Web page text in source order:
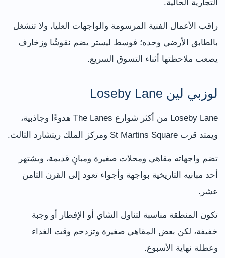
التجارية الحالية.
راقب الأعمال الفنية المرسومة والواجهات العليا، ولا تنشغل
بالطابق الأرضي وحده؛ فوسط ليستر يضم نقوشًا وزخارف
يصعب ملاحظتها أثناء التسوق السريع.
لوزبي لين Loseby Lane
Loseby Lane من أكثر شوارع The Lanes هدوءًا وجاذبية،
ويمتد قرب St Martins Square ومركز الملك ريتشارد الثالث.
تضم واجهاته مقاهي ومحلات صغيرة ومبانٍ قديمة، ويشتهر
أحد مبانيه التاريخية بواجهة وأجواء تعود إلى القرن الثامن
عشر.
تكون المنطقة مناسبة لتناول الشاي أو الإفطار أو وجبة
خفيفة، لكن بعض المقاهي صغيرة وتزدحم وقت الغداء
وعطلة نهاية الأسبوع.